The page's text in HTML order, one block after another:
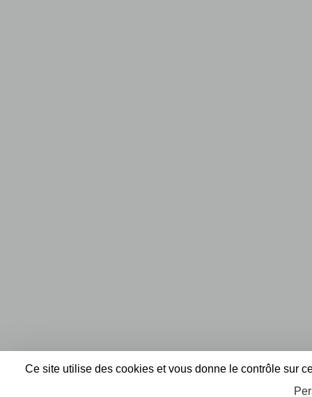
Ce site utilise des cookies et vous donne le contrôle sur